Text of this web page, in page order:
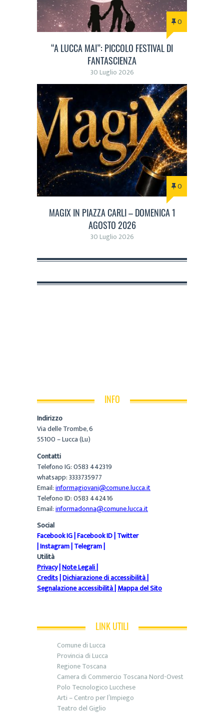
0
“A LUCCA MAI”: PICCOLO FESTIVAL DI
FANTASCIENZA
30 Luglio 2026
0
MAGIX IN PIAZZA CARLI – DOMENICA 1
AGOSTO 2026
30 Luglio 2026
INFO
Indirizzo
Via delle Trombe, 6
55100 – Lucca (Lu)
Contatti
Telefono IG: 0583 442319
whatsapp: 3333735977
Email:informagiovani@comune.lucca.it
Telefono ID: 0583 442416
Email:informadonna@comune.lucca.it
Social
Facebook IG|Facebook ID|Twitter
|Instagram|Telegram|
Utilità
Privacy|Note Legali|
Credits|Dichiarazione di accessibilità|
Segnalazione accessibilità|Mappa del Sito
LINK UTILI
Comune di Lucca
Provincia di Lucca
Regione Toscana
Camera di Commercio Toscana Nord-Ovest
Polo Tecnologico Lucchese
Arti – Centro per l’Impiego
Teatro del Giglio